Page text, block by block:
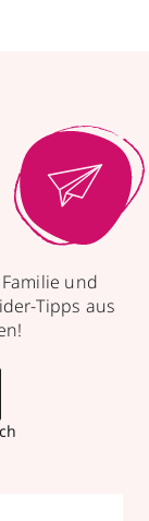
und
Tipps aus